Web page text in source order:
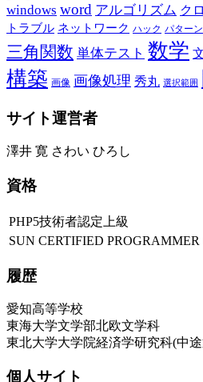
windows word アルゴリズム ク
トラブル ネットワーク ハック パターン
三角関数 単体テスト 数学
構築 画像 画像処理 秀丸 選択範囲
サイト運営者
澤井 寛 さわい ひろし
資格
PHP5技術者認定上級
SUN CERTIFIED PROGRAMMER
履歴
愛知高等学校
東海大学文学部北欧文学科
東北大学大学院経済学研究科(中
個人サイト